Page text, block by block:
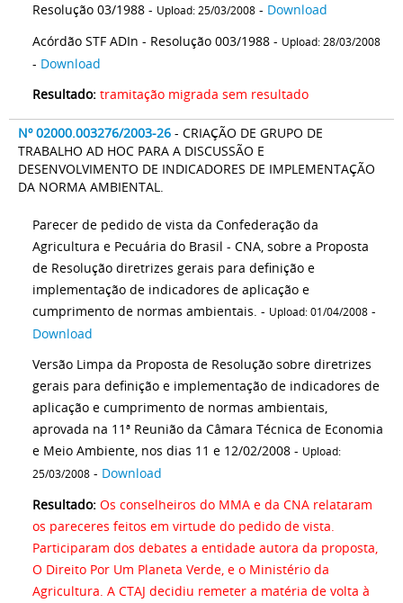
Resolução 03/1988 - Upload: 25/03/2008 - Download
Acórdão STF ADIn - Resolução 003/1988 - Upload: 28/03/2008
- Download
Resultado: tramitação migrada sem resultado
Nº 02000.003276/2003-26 - CRIAÇÃO DE GRUPO DE
TRABALHO AD HOC PARA A DISCUSSÃO E
DESENVOLVIMENTO DE INDICADORES DE IMPLEMENTAÇÃO
DA NORMA AMBIENTAL.
Parecer de pedido de vista da Confederação da
Agricultura e Pecuária do Brasil - CNA, sobre a Proposta
de Resolução diretrizes gerais para definição e
implementação de indicadores de aplicação e
cumprimento de normas ambientais. - Upload: 01/04/2008 -
Download
Versão Limpa da Proposta de Resolução sobre diretrizes
gerais para definição e implementação de indicadores de
aplicação e cumprimento de normas ambientais,
aprovada na 11ª Reunião da Câmara Técnica de Economia
e Meio Ambiente, nos dias 11 e 12/02/2008 - Upload:
25/03/2008 - Download
Resultado: Os conselheiros do MMA e da CNA relataram
os pareceres feitos em virtude do pedido de vista.
Participaram dos debates a entidade autora da proposta,
O Direito Por Um Planeta Verde, e o Ministério da
Agricultura. A CTAJ decidiu remeter a matéria de volta à